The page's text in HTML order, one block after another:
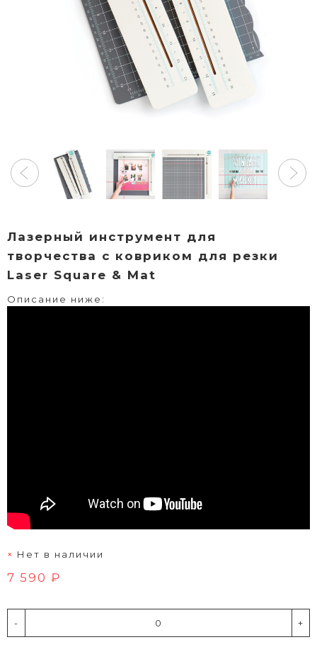
Лазерный инструмент для
творчества с ковриком для резки
Laser Square & Mat
Описание ниже:
Нет в наличии
7 590 ₽
- +